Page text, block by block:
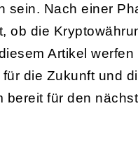
sein. Nach einer
ob die
Artikel werfen
die Zukunft und
bereit für den